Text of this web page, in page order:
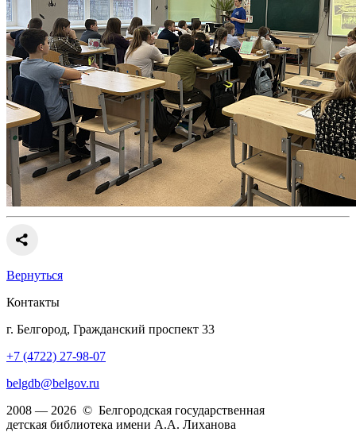
Вернуться
Контакты
г. Белгород, Гражданский проспект 33
+7 (4722) 27-98-07
belgdb@belgov.ru
2008 — 2026 © Белгородская государственная
детская библиотека имени А.А. Лиханова